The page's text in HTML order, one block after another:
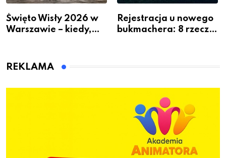
Święto Wisły 2026 w
Warszawie – kiedy,
Rejestracja u nowego
bukmachera: 8 rzeczy,
REKLAMA